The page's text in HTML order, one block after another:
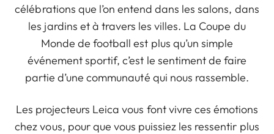
célébrations que l’on entend dans les salons, dans
les jardins et à travers les villes. La Coupe du
Monde de football est plus qu’un simple
événement sportif, c’est le sentiment de faire
partie d’une communauté qui nous rassemble.
Les projecteurs Leica vous font vivre ces émotions
chez vous, pour que vous puissiez les ressentir plus